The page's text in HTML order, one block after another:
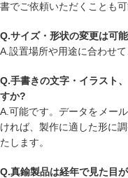
書でご依頼いただくことも可
Q.サイズ・形状の変更は可
A.設置場所や用途に合わせ
Q.手書きの文字・イラスト
すか?
A.可能です。データをメー
ければ、製作に適した形に
たします。
Q.真鍮製品は経年で見た目